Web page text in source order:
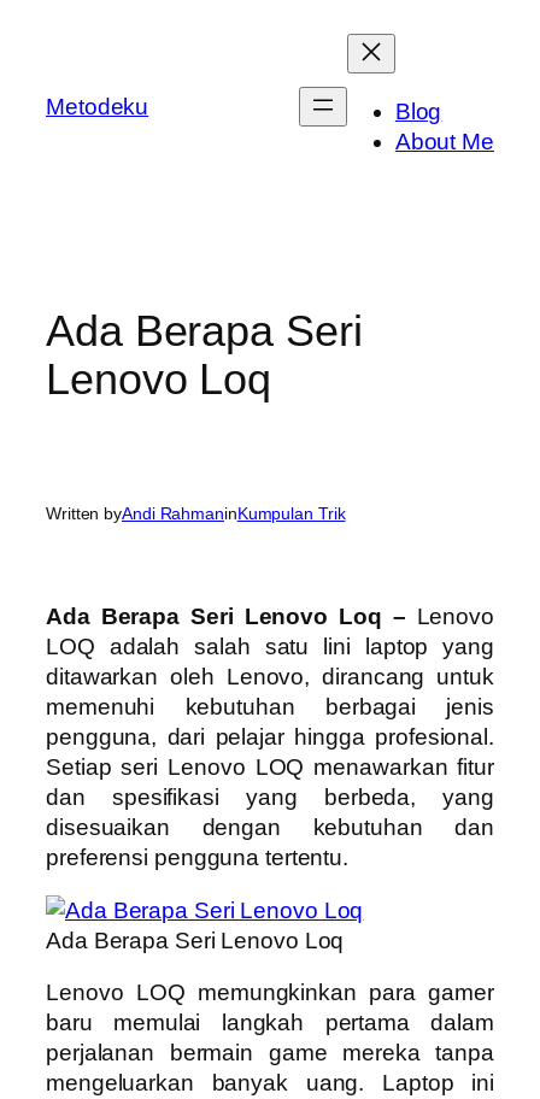
Metodeku
Blog
About Me
Ada Berapa Seri
Lenovo Loq
Written byAndi RahmaninKumpulan Trik
Ada Berapa Seri Lenovo Loq – Lenovo
LOQ adalah salah satu lini laptop yang
ditawarkan oleh Lenovo, dirancang untuk
memenuhi kebutuhan berbagai jenis
pengguna, dari pelajar hingga profesional.
Setiap seri Lenovo LOQ menawarkan fitur
dan spesifikasi yang berbeda, yang
disesuaikan dengan kebutuhan dan
preferensi pengguna tertentu.
Ada Berapa Seri Lenovo Loq
Lenovo LOQ memungkinkan para gamer
baru memulai langkah pertama dalam
perjalanan bermain game mereka tanpa
mengeluarkan banyak uang. Laptop ini